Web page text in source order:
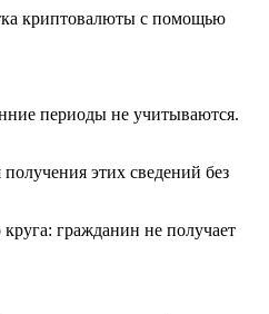
криптовалюты с помощью
периоды не учитываются.
этих сведений без
гражданин не получает